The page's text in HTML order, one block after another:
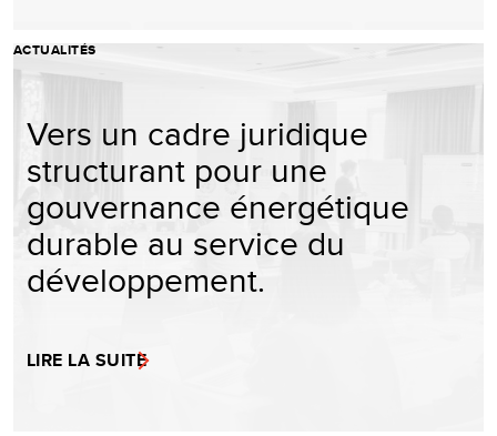
ACTUALITÉS
Vers un cadre juridique
structurant pour une
gouvernance énergétique
durable au service du
développement.
LIRE LA SUITE